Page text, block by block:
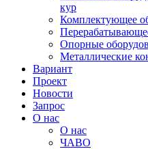
кур
Комплектующее
Опорные
Металлические
Вариант
Проект
Новости
Запрос
О нас
О нас
ЧАВО